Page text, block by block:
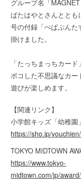
グループ名「
ばたはやとさんとと
号の付録「ぺぱぷん
掛けました。
「たっちまっちカー
ボコした不思議なカ
遊びが楽しめます。
【関連リンク】
小学館キッズ「幼稚園
https://sho.jp/
TOKYO MIDTOWN
https://www.tokyo-
midtown.com/jp/